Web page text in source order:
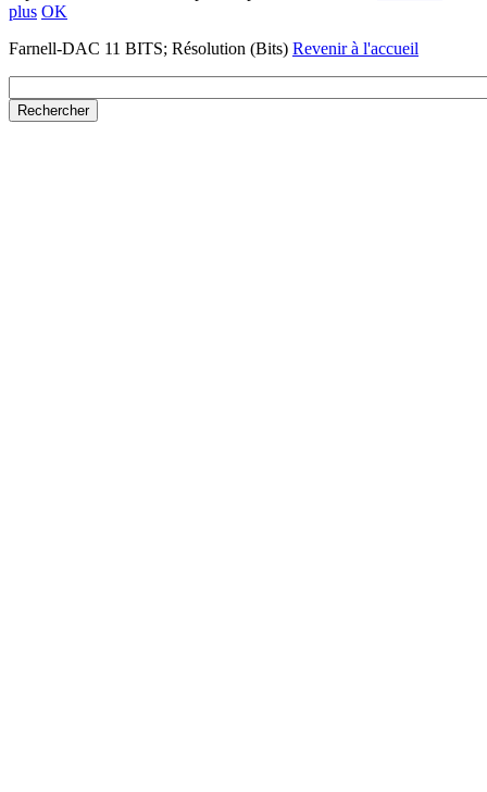
plus OK
Farnell-DAC 11 BITS; Résolution (Bits) Revenir à l'accueil